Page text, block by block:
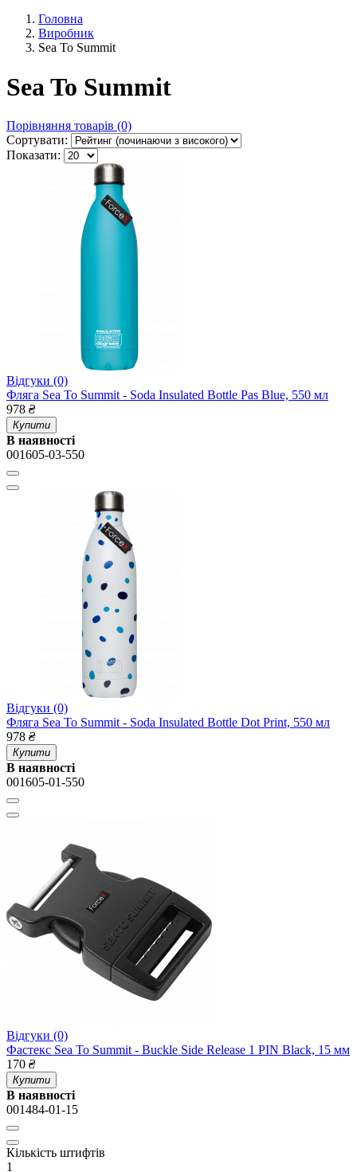
Головна
Виробник
Sea To Summit
Sea To Summit
Порівняння товарів (0)
Сортувати:
Показати:
Відгуки (0)
Фляга Sea To Summit - Soda Insulated Bottle Pas Blue, 550 мл
978 ₴
Купити
В наявності
001605-03-550
Відгуки (0)
Фляга Sea To Summit - Soda Insulated Bottle Dot Print, 550 мл
978 ₴
Купити
В наявності
001605-01-550
Відгуки (0)
Фастекс Sea To Summit - Buckle Side Release 1 PIN Black, 15 мм
170 ₴
Купити
В наявності
001484-01-15
Кількість штифтів
1